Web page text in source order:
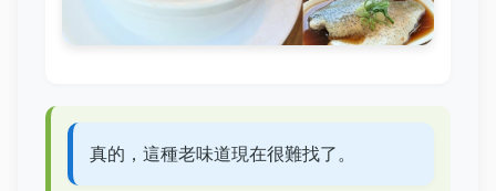
真的，這種老味道現在很難找了。